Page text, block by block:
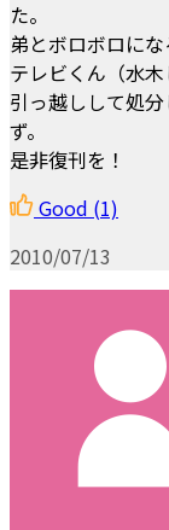
た。
弟とボロボロにな
テレビくん（水
引っ越しして処
ず。
是非復刊を！
Good (1)
2010/07/13